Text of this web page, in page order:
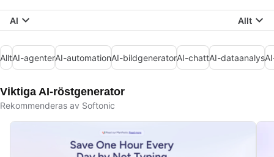
AI Allt
AlltAI-agenterAI-automationAI-bildgeneratorAI-chattAI-dataanalys
Viktiga AI-röstgenerator
Rekommenderas av Softonic